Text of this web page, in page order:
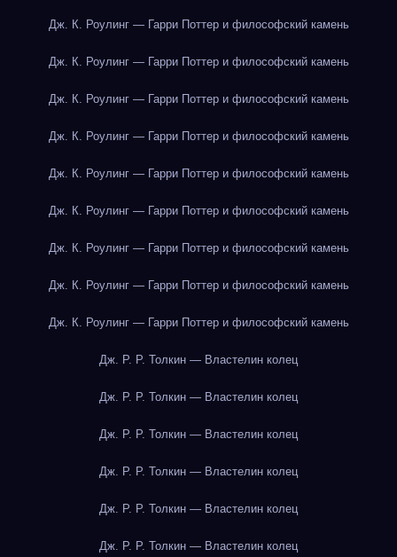
Дж. К. Роулинг — Гарри Поттер и философский камень
Дж. К. Роулинг — Гарри Поттер и философский камень
Дж. К. Роулинг — Гарри Поттер и философский камень
Дж. К. Роулинг — Гарри Поттер и философский камень
Дж. К. Роулинг — Гарри Поттер и философский камень
Дж. К. Роулинг — Гарри Поттер и философский камень
Дж. К. Роулинг — Гарри Поттер и философский камень
Дж. К. Роулинг — Гарри Поттер и философский камень
Дж. К. Роулинг — Гарри Поттер и философский камень
Дж. Р. Р. Толкин — Властелин колец
Дж. Р. Р. Толкин — Властелин колец
Дж. Р. Р. Толкин — Властелин колец
Дж. Р. Р. Толкин — Властелин колец
Дж. Р. Р. Толкин — Властелин колец
Дж. Р. Р. Толкин — Властелин колец